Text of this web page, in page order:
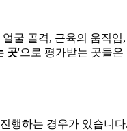
굴 골격, 근육의 움직
곳'으로 평가받는 곳들
행하는 경우가 있습니